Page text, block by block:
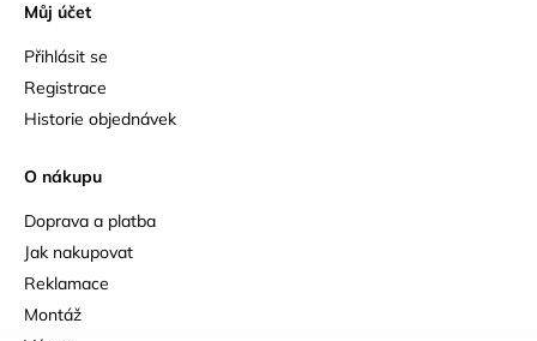
Můj účet
Přihlásit se
Registrace
Historie objednávek
O nákupu
Doprava a platba
Jak nakupovat
Reklamace
Montáž